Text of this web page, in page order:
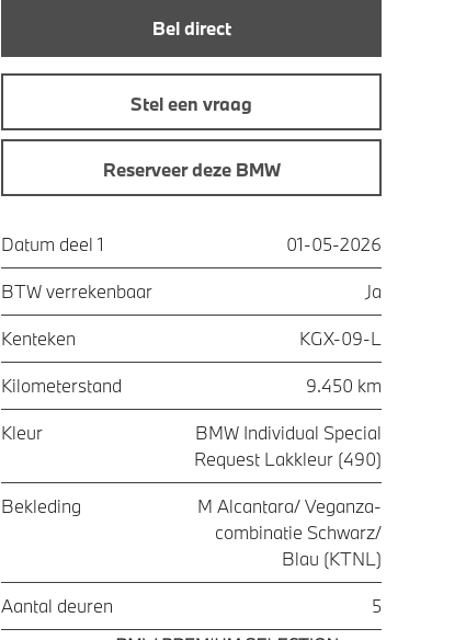
Bel direct
Stel een vraag
Reserveer deze BMW
Datum deel 1 01-05-2026
BTW verrekenbaar Ja
Kenteken KGX-09-L
Kilometerstand 9.450 km
Kleur
BMW Individual Special
Request Lakkleur (490)
Bekleding
M Alcantara/ Veganza-
combinatie Schwarz/
Blau (KTNL)
Aantal deuren 5